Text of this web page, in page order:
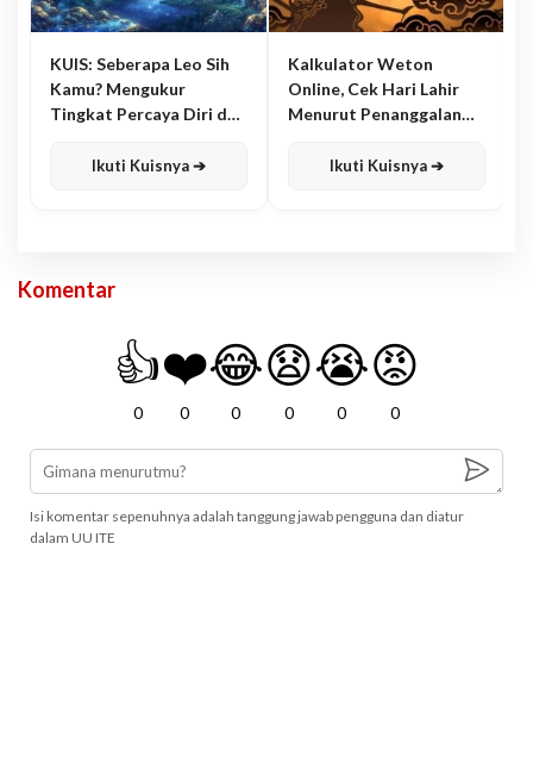
KUIS: Seberapa Leo Sih
Kamu? Mengukur
Tingkat Percaya Diri dan
Ikuti Kuisnya ➔
Kalkulator Weton
Online, Cek Hari Lahir
Menurut Penanggalan
Ikuti Kuisnya ➔
Komentar
👍
0
❤️
0
😂
0
😧
0
😭
0
😡
0
Isi komentar sepenuhnya adalah tanggung jawab pengguna dan diatur
dalam UU ITE